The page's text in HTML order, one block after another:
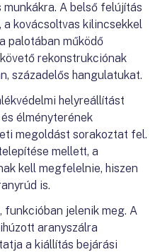
A belső felújítás
kovácsoltvas kilincsekkel
palotában működő
rekonstrukciónak
századelős hangulatukat.
helyreállítást
élményterének
megoldást sorakoztat fel.
mellett, a
kell megfelelnie, hiszen
is.
funkcióban jelenik meg. A
aranyszálra
a kiállítás bejárási